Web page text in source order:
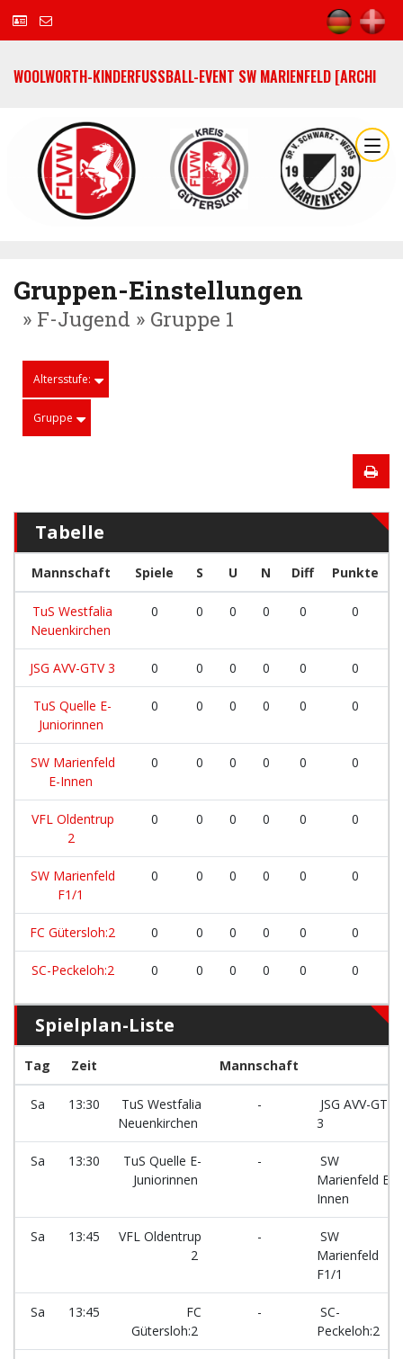
WOOLWORTH-KINDERFUSSBALL-EVENT SW MARIENFELD [ARCHI
Gruppen-Einstellungen
» F-Jugend » Gruppe 1
Altersstufe:
Gruppe
Tabelle
Mannschaft Spiele S U N Diff Punkte
TuS Westfalia
Neuenkirchen
0 0 0 0 0 0
JSG AVV-GTV 3 0 0 0 0 0 0
TuS Quelle E-
Juniorinnen
0 0 0 0 0 0
SW Marienfeld
E-Innen
0 0 0 0 0 0
VFL Oldentrup
2
0 0 0 0 0 0
SW Marienfeld
F1/1
0 0 0 0 0 0
FC Gütersloh:2 0 0 0 0 0 0
SC-Peckeloh:2 0 0 0 0 0 0
Spielplan-Liste
Tag Zeit Mannschaft
Sa 13:30
TuS Westfalia
Neuenkirchen
-
JSG AVV-GTV
3
Sa 13:30
TuS Quelle E-
Juniorinnen
-
SW
Marienfeld E-
Innen
Sa 13:45
VFL Oldentrup
2
-
SW
Marienfeld
F1/1
Sa 13:45
FC
Gütersloh:2
-
SC-
Peckeloh:2